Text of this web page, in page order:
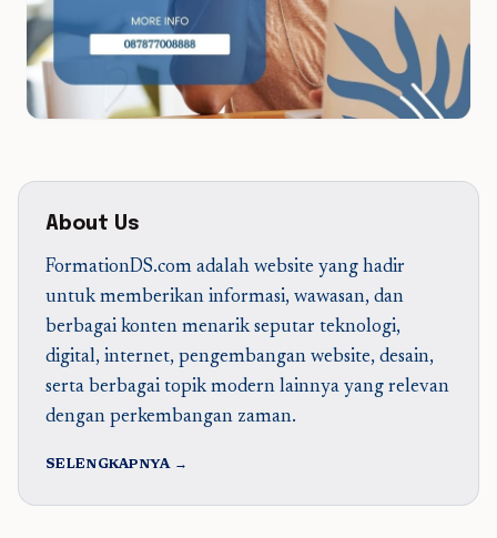
About Us
FormationDS.com adalah website yang hadir
untuk memberikan informasi, wawasan, dan
berbagai konten menarik seputar teknologi,
digital, internet, pengembangan website, desain,
serta berbagai topik modern lainnya yang relevan
dengan perkembangan zaman.
SELENGKAPNYA →